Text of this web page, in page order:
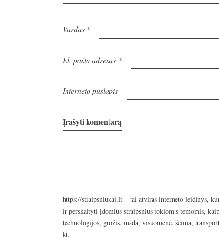
Vardas *
El. pašto adresas *
Interneto puslapis
https://straipsniukai.lt – tai atviras interneto leidinys,
ir perskaityti įdomius straipsnius tokiomis temomis,
technologijos, grožis, mada, visuomenė, šeima,
kt.